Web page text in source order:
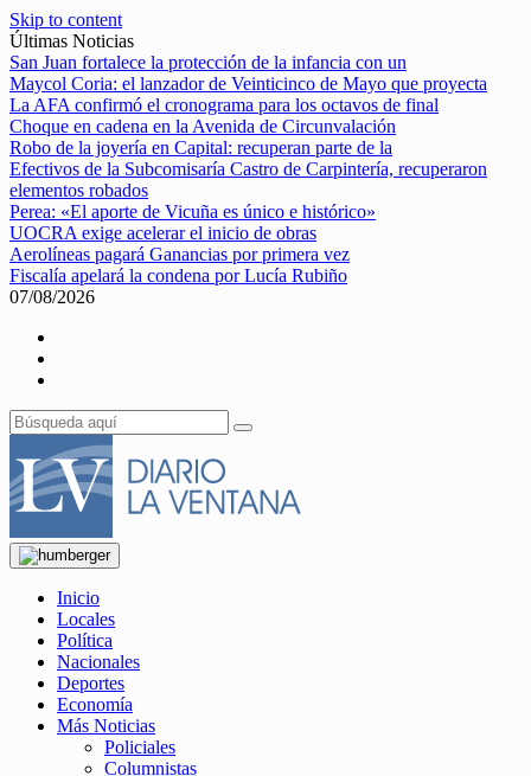
Skip to content
Últimas Noticias
San Juan fortalece la protección de la infancia con un
Maycol Coria: el lanzador de Veinticinco de Mayo que proyecta
La AFA confirmó el cronograma para los octavos de final
Choque en cadena en la Avenida de Circunvalación
Robo de la joyería en Capital: recuperan parte de la
Efectivos de la Subcomisaría Castro de Carpintería, recuperaron
elementos robados
Perea: «El aporte de Vicuña es único e histórico»
UOCRA exige acelerar el inicio de obras
Aerolíneas pagará Ganancias por primera vez
Fiscalía apelará la condena por Lucía Rubiño
07/08/2026
Inicio
Locales
Política
Nacionales
Deportes
Economía
Más Noticias
Policiales
Columnistas